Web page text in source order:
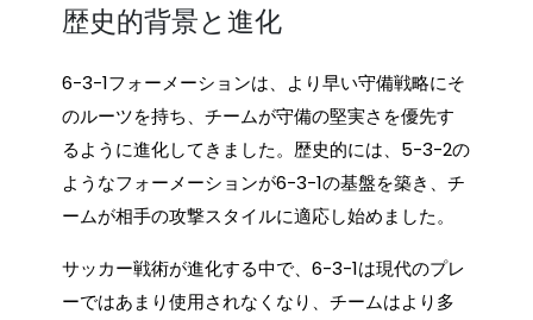
歴史的背景と進化
6-3-1フォーメーションは、より早い守備戦略にそ
のルーツを持ち、チームが守備の堅実さを優先す
るように進化してきました。歴史的には、5-3-2の
ようなフォーメーションが6-3-1の基盤を築き、チ
ームが相手の攻撃スタイルに適応し始めました。
サッカー戦術が進化する中で、6-3-1は現代のプレ
ーではあまり使用されなくなり、チームはより多